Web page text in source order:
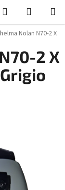
Hledat
KOŠÍK
Nolan N70-2 X
2 X